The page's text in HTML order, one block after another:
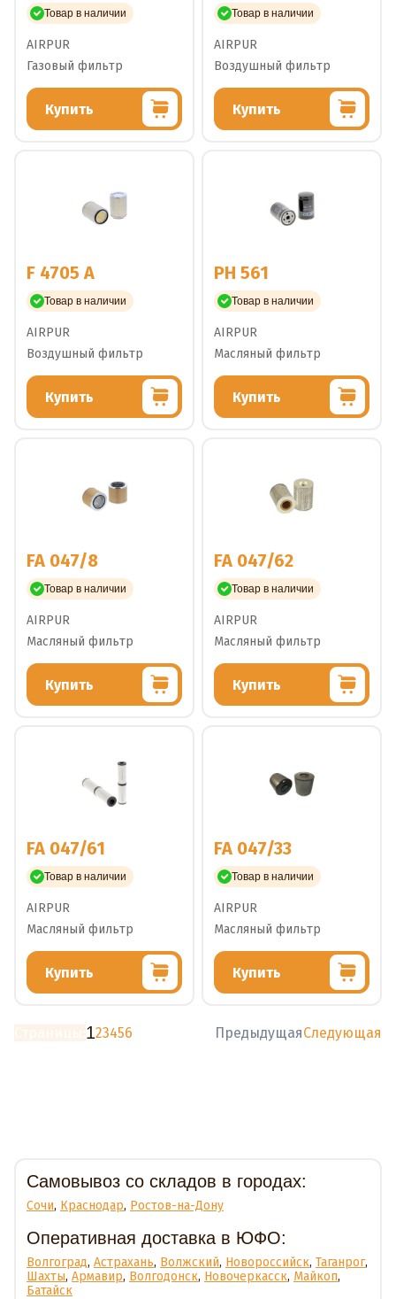
Товар в наличии
AIRPUR
Газовый фильтр
Купить
Товар в наличии
AIRPUR
Воздушный фильтр
Купить
F 4705 A
Товар в наличии
AIRPUR
Воздушный фильтр
Купить
PH 561
Товар в наличии
AIRPUR
Масляный фильтр
Купить
FA 047/8
Товар в наличии
AIRPUR
Масляный фильтр
Купить
FA 047/62
Товар в наличии
AIRPUR
Масляный фильтр
Купить
FA 047/61
Товар в наличии
AIRPUR
Масляный фильтр
Купить
FA 047/33
Товар в наличии
AIRPUR
Масляный фильтр
Купить
123456 ПредыдущаяСледующая
Самовывоз со складов в городах:
Сочи, Краснодар, Ростов-на-Дону
Оперативная доставка в ЮФО:
Волгоград, Астрахань, Волжский, Новороссийск, Таганрог,
Шахты, Армавир, Волгодонск, Новочеркасск, Майкоп,
Батайск